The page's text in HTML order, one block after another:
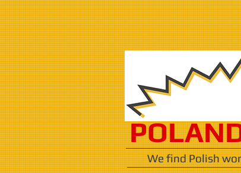
We find Polish